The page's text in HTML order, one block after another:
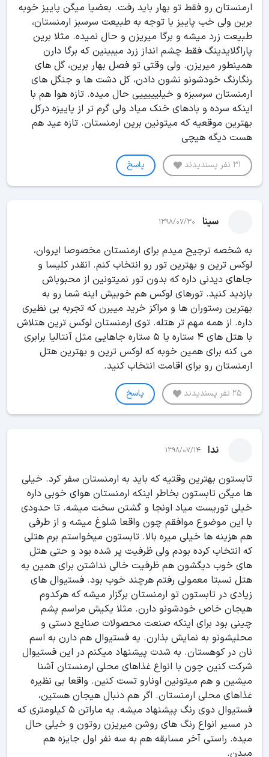
ارمنستان رو فقط تو بهار باید رفت. بعضیا میگن پاییز خوبه
برین ولی خب پاییز با توجه به طبیعت سرسبز ارمنستان،
طبیعت زرد میشه و برگا میریزن و حال نمیده. مثلا برین
پاراگلایدینگ فقط چشم انداز زرد میبینین که برگا دارن
همینطور میریزن. ولی وقتی تو فصل بهار برین، گل های
رنگارنگ خودشونو نشون دادن، کل دشت ها و جنگل های
ارمنستان سرسبزه و خیلیییییی حال میده. تازه هوا هم با
اینکه سرده و بادهای خنک میاد ولی گرم تر از پاییزه درکل
بهترین موقعیه که میتونین برین ارمنستان. تازه عید هم
هست دیگه هیچی
31 نفر پسندیدند پاسخ
سینا 1398/07/30
به شخصه ترجیح میدم برای ارمنستان مخصوصا ایروان،
لوکس ترین و بهترین تور رو انتخاب کنم. انقدر کلیسا و
جاهای دیدنی داره که بدون تور نمیتونین از محبوباش
بازدید کنید. تورهای لوکس هم خوبیش اینه شما رو به
بهترین رستوران ها و مراکز خرید میبرن که تجربه بی نظیری
داره. از همه مهم تر هتله. توی ارمنستان لوکس ترین هتلاش
با هتل های 4 ستاره یا 5 ستاره جاهایی مثل آنتالیا برابری
می کنه برای همین خوبه که لوکس ترین و بهترین هتل
ارمنستان رو برای اقامت انتخاب کنید.
25 نفر پسندیدند پاسخ
ندا 1398/07/14
تابستون بهترین وقتیه که باید به ارمنستان سفر کرد. خیلی
ها میگن تابستون بخاطر اینکه ارمنستان هوای خوبی داره
خیلی توریست میاد اونجا و گشتن سخت میشه. تا حدودی
با این موضوع موافقم چون واقعا شلوغ میشه و از طرفی
هم هزینه ها خیلی میره بالا. تابستون میخواستم برم هتلی
که انتخاب کرده بودم ولی ظرفیت پر شده بود و حتی هتل
های خوب دیگشون هم ظرفیت خالی نداشتن برای همین یه
هتل نسبتا معمولی رفتم هرچند خوب بود. فستیوال های
زیادی در تابستون تو ارمنستان برگزار میشه که هرکدوم
هیجان خاص خودشونو دارن. مثلا یکیش مراسم پشم
چینی بود برای اینکه صنعت محصولات صنایع دستی و
محلیشونو به نمایش بذارن. یه فستیوال هم دارن به اسم
نان در کوهستان. به شدت پیشنهاد میکنم در این فستیوال
شرکت کنین چون با انواع غذاهای محلی ارمنستان آشنا
میشین و هم میتونین اونارو تست کنین. واقعا بی نظیره
غذاهای محلی ارمنستان. اگر هم دنبال هیجان هستین،
فستیوال دوی رنگ پیشنهاد میشه. یه ماراتن 5 کیلومتری که
در مسیر انواع رنگ های روشن میریزن روتون و خیلی حال
میده. راستی آخر مسابقه هم به سه نفر اول جایزه هم
میدن.